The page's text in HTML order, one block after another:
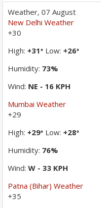
Weather, 07 August
New Delhi Weather
+30
High: +31° Low: +26°
Humidity: 73%
Wind: NE - 16 KPH
Mumbai Weather
+29
High: +29° Low: +28°
Humidity: 76%
Wind: W - 33 KPH
Patna (Bihar) Weather
+35